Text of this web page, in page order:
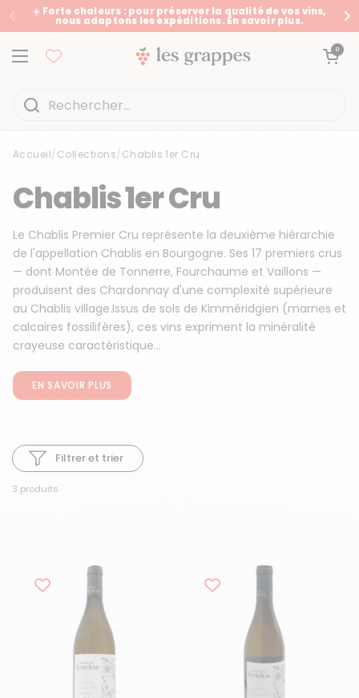
Passer au contenu
Précédent
☀️ Forte chaleurs : pour préserver la qualité de vos vins,
nous adaptons les expéditions. En savoir plus.
Ouvrir le menu
Ouvrir le panier
0
Accueil
Accueil/Collections/Chablis 1er Cru
Chablis 1er Cru
Le Chablis Premier Cru représente la deuxième hiérarchie
de l'appellation Chablis en Bourgogne. Ses 17 premiers crus
— dont Montée de Tonnerre, Fourchaume et Vaillons —
produisent des Chardonnay d'une complexité supérieure
au Chablis village.Issus de sols de Kimméridgien (marnes et
calcaires fossilifères), ces vins expriment la minéralité
crayeuse caractéristique...
EN SAVOIR PLUS
3 produits
Filtrer et trier